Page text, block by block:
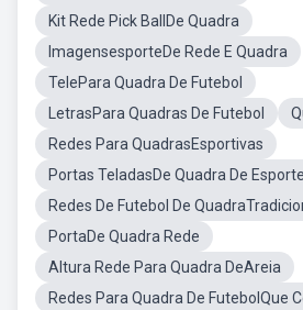
Kit Rede Pick BallDe Quadra
ImagensesporteDe Rede E Quadra
TelePara Quadra De Futebol
LetrasPara Quadras De Futebol
Redes Para QuadrasEsportivas
Portas TeladasDe Quadra De
Redes De Futebol De
PortaDe Quadra Rede
Altura Rede Para Quadra DeAreia
Redes Para Quadra De FutebolQue